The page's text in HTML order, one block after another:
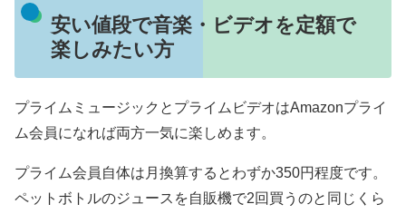
安い値段で音楽・ビデオを定額で
楽しみたい方
プライムミュージックとプライムビデオはAmazonプライ
ム会員になれば両方一気に楽しめます。
プライム会員自体は月換算するとわずか350円程度です。
ペットボトルのジュースを自販機で2回買うのと同じくら